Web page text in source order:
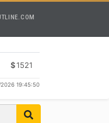
$1521
19:45:50